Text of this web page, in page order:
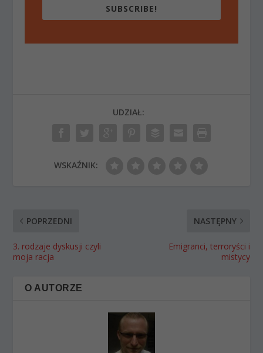
SUBSCRIBE!
UDZIAŁ:
WSKAŹNIK:
POPRZEDNI
3. rodzaje dyskusji czyli
moja racja
NASTĘPNY
Emigranci, terroryści i
mistycy
O AUTORZE